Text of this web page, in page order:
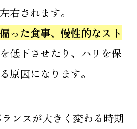
右されます。
った食事、慢性的なスト
低下させたり、ハリを保
原因になります。
ンスが大きく変わる時期